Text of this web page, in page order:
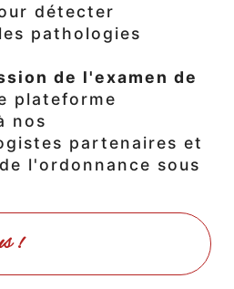
détecter
pathologies
de l'examen de
plateforme
nos
partenaires et
l'ordonnance sous
!